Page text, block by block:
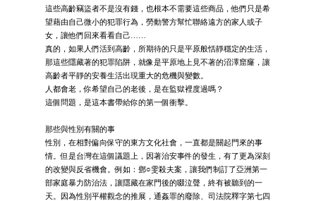
這些高齡竊盜者不是沒有錢，也根本不需要這些商品，他們只是希
望藉由自己微小的犯罪行為，勞動警方幫忙聯絡遠方的家人或子
女，讓他們回來看看自己……
真的，如果人們活到高齡，所期待的只是平原般恬靜穩定的生活，
那這些隱藏著的犯罪陷阱，就像是平原地上見不著的沼澤窟窿，讓
高齡者平靜的安養生活出現重大的危機與變數。
人都會老，你希望自己的老後，是在監獄裡度過嗎？
這個問題，是這本書帶給你的第一個衝擊。
那些與性別有關的事
性別，在相對偏向保守的東方文化社會，一直都是關起門來的事
情。但是台灣在這個議題上，因著治安事件的發生，有了更為深刻
的改變與反省機會。例如：鄧○雯殺夫案，讓我們制訂了亞洲第一
部家庭暴力防治法，讓隱藏在家門後的啜泣聲，終有被聽到的一
天。因為性別平權觀念的推展，通姦罪的廢除、司法院釋字第七四